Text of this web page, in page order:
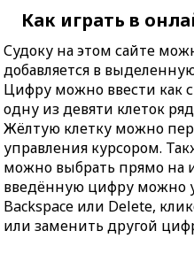
Как играть в
Судоку на этом сайте
добавляется в
Цифру можно ввести как
одну из девяти клеток
Жёлтую клетку можно
управления курсором.
можно выбрать прямо на
введённую цифру можно
Backspace или Delete,
или заменить другой